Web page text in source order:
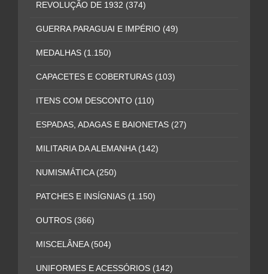
REVOLUÇÃO DE 1932 (374)
GUERRA PARAGUAI E IMPÉRIO (49)
MEDALHAS (1.150)
CAPACETES E COBERTURAS (103)
ITENS COM DESCONTO (110)
ESPADAS, ADAGAS E BAIONETAS (27)
MILITARIA DA ALEMANHA (142)
NUMISMÁTICA (250)
PATCHES E INSÍGNIAS (1.150)
OUTROS (366)
MISCELÂNEA (504)
UNIFORMES E ACESSÓRIOS (142)